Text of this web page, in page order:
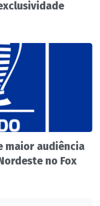
maior audiência
no Fox